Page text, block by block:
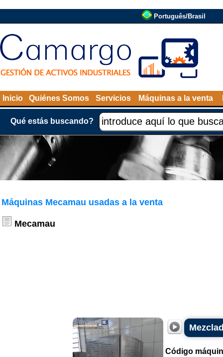
Português/Brasil
Inicio Quiénes Somos Servicios Máquinas a la venta
Qué estás buscando?
Máquinas Mecamau usadas a la venta
Mecamau
Código